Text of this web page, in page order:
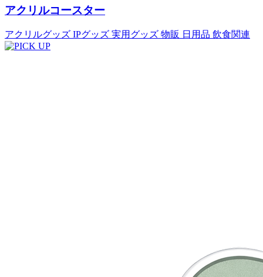
アクリルコースター
アクリルグッズ IPグッズ 実用グッズ 物販 日用品 飲食関連